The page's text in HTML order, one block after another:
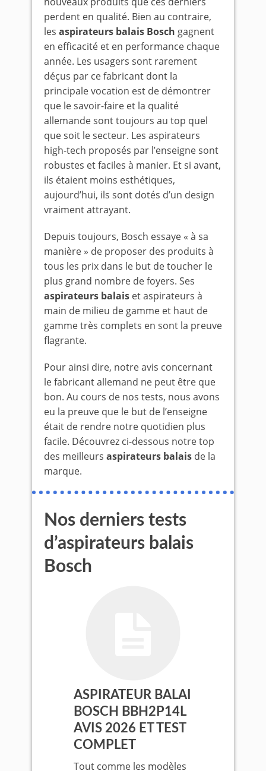
perdent en qualité. Bien au contraire,
les aspirateurs balais Bosch gagnent
en efficacité et en performance chaque
année. Les usagers sont rarement
déçus par ce fabricant dont la
principale vocation est de démontrer
que le savoir-faire et la qualité
allemande sont toujours au top quel
que soit le secteur. Les aspirateurs
high-tech proposés par l’enseigne sont
robustes et faciles à manier. Et si avant,
ils étaient moins esthétiques,
aujourd’hui, ils sont dotés d’un design
vraiment attrayant.
Depuis toujours, Bosch essaye « à sa
manière » de proposer des produits à
tous les prix dans le but de toucher le
plus grand nombre de foyers. Ses
aspirateurs balais et aspirateurs à
main de milieu de gamme et haut de
gamme très complets en sont la preuve
flagrante.
Pour ainsi dire, notre avis concernant
le fabricant allemand ne peut être que
bon. Au cours de nos tests, nous avons
eu la preuve que le but de l’enseigne
était de rendre notre quotidien plus
facile. Découvrez ci-dessous notre top
des meilleurs aspirateurs balais de la
marque.
Nos derniers tests
d’aspirateurs balais
Bosch
ASPIRATEUR BALAI
BOSCH BBH2P14L
AVIS 2026 ET TEST
COMPLET
Tout comme les modèles